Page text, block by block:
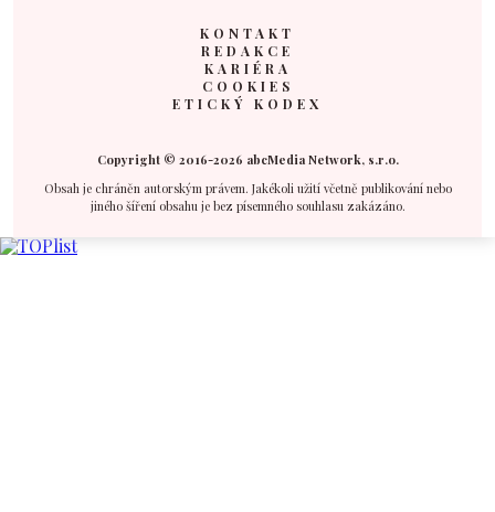
KONTAKT
REDAKCE
KARIÉRA
COOKIES
ETICKÝ KODEX
Copyright © 2016-2026 abcMedia Network, s.r.o.
Obsah je chráněn autorským právem. Jakékoli užití včetně publikování nebo
jiného šíření obsahu je bez písemného souhlasu zakázáno.